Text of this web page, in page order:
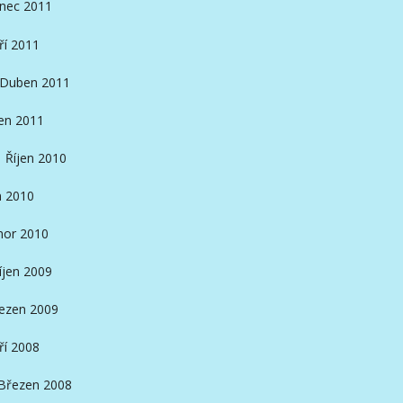
2011
2011
2011
2011
Říjen 2010
2010
2010
2009
2009
2008
2008